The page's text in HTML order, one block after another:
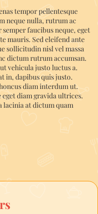
tempor pellentesque
neque nulla, rutrum ac
faucibus neque, eget
mauris. Sed eleifend ante
sollicitudin nisl vel massa
dictum rutrum accumsan.
vehicula justo luctus a.
in, dapibus quis justo.
diam interdum ut.
diam gravida ultrices.
lacinia at dictum quam